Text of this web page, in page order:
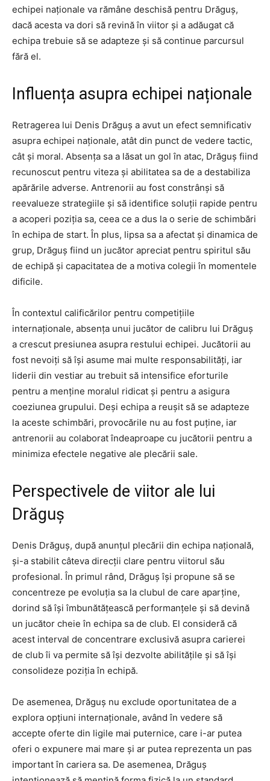
echipei naționale va rămâne deschisă pentru Drăguș,
dacă acesta va dori să revină în viitor și a adăugat că
echipa trebuie să se adapteze și să continue parcursul
fără el.
Influența asupra echipei naționale
Retragerea lui Denis Drăguș a avut un efect semnificativ
asupra echipei naționale, atât din punct de vedere tactic,
cât și moral. Absența sa a lăsat un gol în atac, Drăguș fiind
recunoscut pentru viteza și abilitatea sa de a destabiliza
apărările adverse. Antrenorii au fost constrânși să
reevalueze strategiile și să identifice soluții rapide pentru
a acoperi poziția sa, ceea ce a dus la o serie de schimbări
în echipa de start. În plus, lipsa sa a afectat și dinamica de
grup, Drăguș fiind un jucător apreciat pentru spiritul său
de echipă și capacitatea de a motiva colegii în momentele
dificile.
În contextul calificărilor pentru competițiile
internaționale, absența unui jucător de calibru lui Drăguș
a crescut presiunea asupra restului echipei. Jucătorii au
fost nevoiți să își asume mai multe responsabilități, iar
liderii din vestiar au trebuit să intensifice eforturile
pentru a menține moralul ridicat și pentru a asigura
coeziunea grupului. Deși echipa a reușit să se adapteze
la aceste schimbări, provocările nu au fost puține, iar
antrenorii au colaborat îndeaproape cu jucătorii pentru a
minimiza efectele negative ale plecării sale.
Perspectivele de viitor ale lui
Drăguș
Denis Drăguș, după anunțul plecării din echipa națională,
și-a stabilit câteva direcții clare pentru viitorul său
profesional. În primul rând, Drăguș își propune să se
concentreze pe evoluția sa la clubul de care aparține,
dorind să își îmbunătățească performanțele și să devină
un jucător cheie în echipa sa de club. El consideră că
acest interval de concentrare exclusivă asupra carierei
de club îi va permite să își dezvolte abilitățile și să își
consolideze poziția în echipă.
De asemenea, Drăguș nu exclude oportunitatea de a
explora opțiuni internaționale, având în vedere să
accepte oferte din ligile mai puternice, care i-ar putea
oferi o expunere mai mare și ar putea reprezenta un pas
important în cariera sa. De asemenea, Drăguș